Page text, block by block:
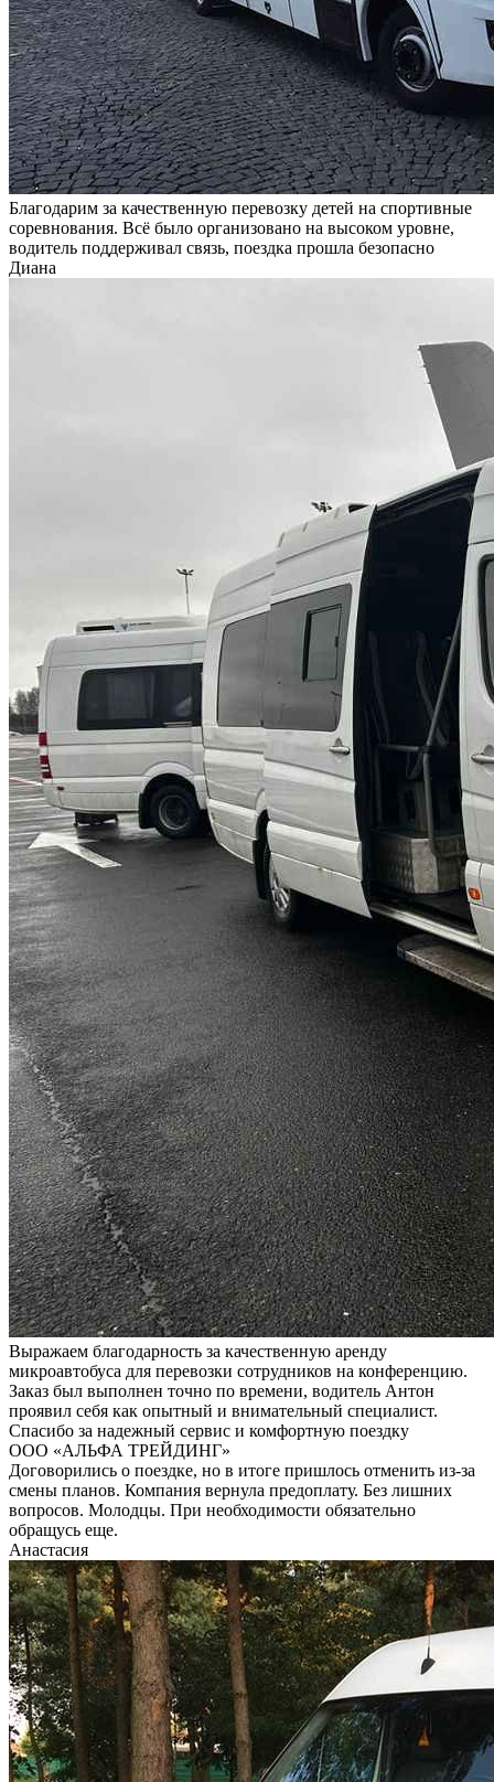
Благодарим за качественную перевозку детей на спортивные
соревнования. Всё было организовано на высоком уровне,
водитель поддерживал связь, поездка прошла безопасно
Диана
Выражаем благодарность за качественную аренду
микроавтобуса для перевозки сотрудников на конференцию.
Заказ был выполнен точно по времени, водитель Антон
проявил себя как опытный и внимательный специалист.
Спасибо за надежный сервис и комфортную поездку
ООО «АЛЬФА ТРЕЙДИНГ»
Договорились о поездке, но в итоге пришлось отменить из-за
смены планов. Компания вернула предоплату. Без лишних
вопросов. Молодцы. При необходимости обязательно
обращусь еще.
Анастасия